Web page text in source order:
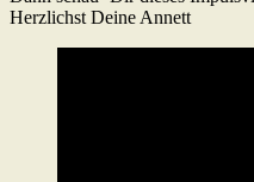
Herzlichst Deine Annett